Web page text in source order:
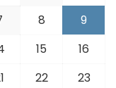
8
9
15
16
22
23